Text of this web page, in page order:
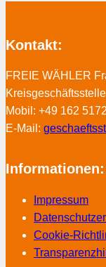
Kontakt:
FREIE WÄHLER
Kreisgeschäftsstelle
Mobil: +49 162
E-Mail:
Informationen:
Impressum
Cookie-